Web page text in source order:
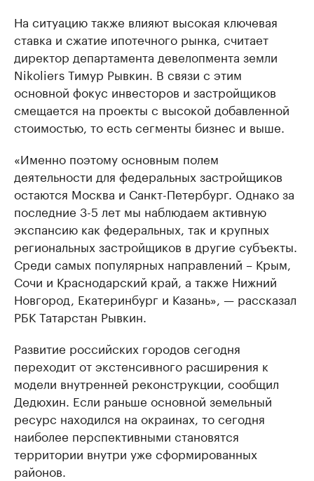
На ситуацию также влияют высокая ключевая
ставка и сжатие ипотечного рынка, считает
директор департамента девелопмента земли
Nikoliers Тимур Рывкин. В связи с этим
основной фокус инвесторов и застройщиков
смещается на проекты с высокой добавленной
стоимостью, то есть сегменты бизнес и выше.
«Именно поэтому основным полем
деятельности для федеральных застройщиков
остаются Москва и Санкт-Петербург. Однако за
последние 3-5 лет мы наблюдаем активную
экспансию как федеральных, так и крупных
региональных застройщиков в другие субъекты.
Среди самых популярных направлений – Крым,
Сочи и Краснодарский край, а также Нижний
Новгород, Екатеринбург и Казань», — рассказал
РБК Татарстан Рывкин.
Развитие российских городов сегодня
переходит от экстенсивного расширения к
модели внутренней реконструкции, сообщил
Дедюхин. Если раньше основной земельный
ресурс находился на окраинах, то сегодня
наиболее перспективными становятся
территории внутри уже сформированных
районов.